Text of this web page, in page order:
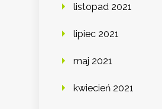
listopad 2021
lipiec 2021
maj 2021
kwiecień 2021